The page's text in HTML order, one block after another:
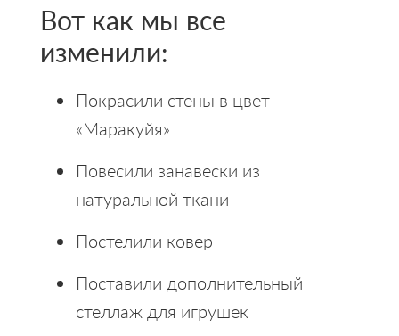
Вот как мы все
изменили:
Покрасили стены в цвет
«Маракуйя»
Повесили занавески из
натуральной ткани
Постелили ковер
Поставили дополнительный
стеллаж для игрушек